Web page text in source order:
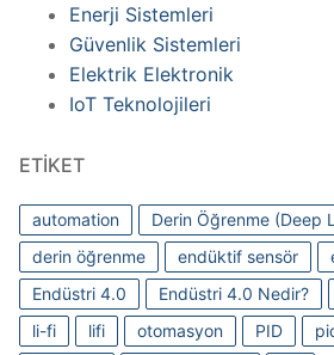
Enerji Sistemleri
Güvenlik Sistemleri
Elektrik Elektronik
IoT Teknolojileri
ETIKET
automation
Derin Öğrenme (Deep
derin öğrenme
endüktif sensör
Endüstri 4.0
Endüstri 4.0 Nedir?
li-fi
lifi otomasyon PID